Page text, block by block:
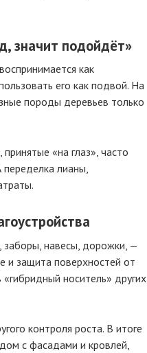
значит подойдёт»
как
его как подвой. На
породы деревьев только
«на глаз», часто
лианы,
заборы, навесы, дорожки, —
и защита поверхностей от
носитель» других
контроля роста. В итоге
с фасадами и кровлей,